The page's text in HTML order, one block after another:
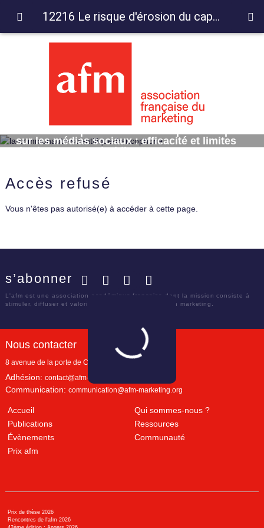
sur les médias sociaux : efficacité et limites
des instruments juridiques
Accès refusé
Vous n'êtes pas autorisé(e) à accéder à cette page.
s’abonner
L'afm est une association académique française dont la mission consiste à
stimuler, diffuser et valoriser le savoir scientifique en marketing.
Nous contacter
8 avenue de la porte de Champerret
Adhésion: contact@afm-marketing.org
Communication: communication@afm-marketing.org
Accueil
Qui sommes-nous ?
Publications
Ressources
Évènements
Communauté
Prix afm
Prix de thèse 2026
Rencontres de l'afm 2026
12216 Le risque d'érosion du capital-marque sur les médias sociaux : efficacité et limites des instruments juridiques